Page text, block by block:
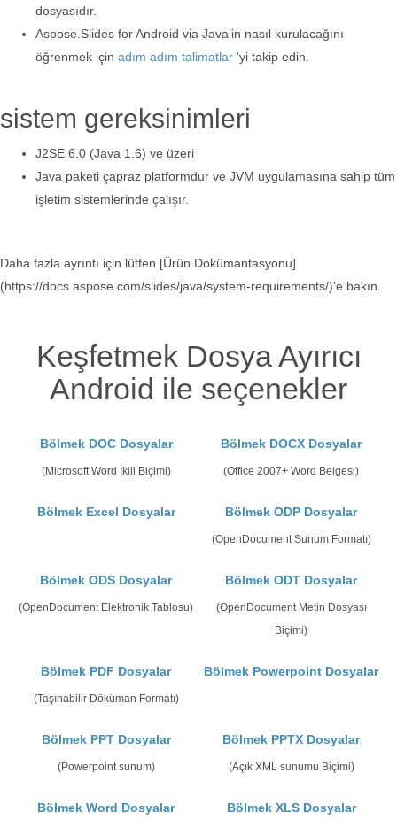
dosyasıdır.
Aspose.Slides for Android via Java’in nasıl kurulacağını
öğrenmek için adım adım talimatlar ‘yi takip edin.
sistem gereksinimleri
J2SE 6.0 (Java 1.6) ve üzeri
Java paketi çapraz platformdur ve JVM uygulamasına sahip tüm
işletim sistemlerinde çalışır.
Daha fazla ayrıntı için lütfen [Ürün Dokümantasyonu]
(https://docs.aspose.com/slides/java/system-requirements/)'e bakın.
Keşfetmek Dosya Ayırıcı
Android ile seçenekler
Bölmek DOC Dosyalar
(Microsoft Word İkili Biçimi)
Bölmek DOCX Dosyalar
(Office 2007+ Word Belgesi)
Bölmek Excel Dosyalar Bölmek ODP Dosyalar
(OpenDocument Sunum Formatı)
Bölmek ODS Dosyalar
(OpenDocument Elektronik Tablosu)
Bölmek ODT Dosyalar
(OpenDocument Metin Dosyası
Biçimi)
Bölmek PDF Dosyalar
(Taşınabilir Döküman Formatı)
Bölmek Powerpoint Dosyalar
Bölmek PPT Dosyalar
(Powerpoint sunum)
Bölmek PPTX Dosyalar
(Açık XML sunumu Biçimi)
Bölmek Word Dosyalar Bölmek XLS Dosyalar